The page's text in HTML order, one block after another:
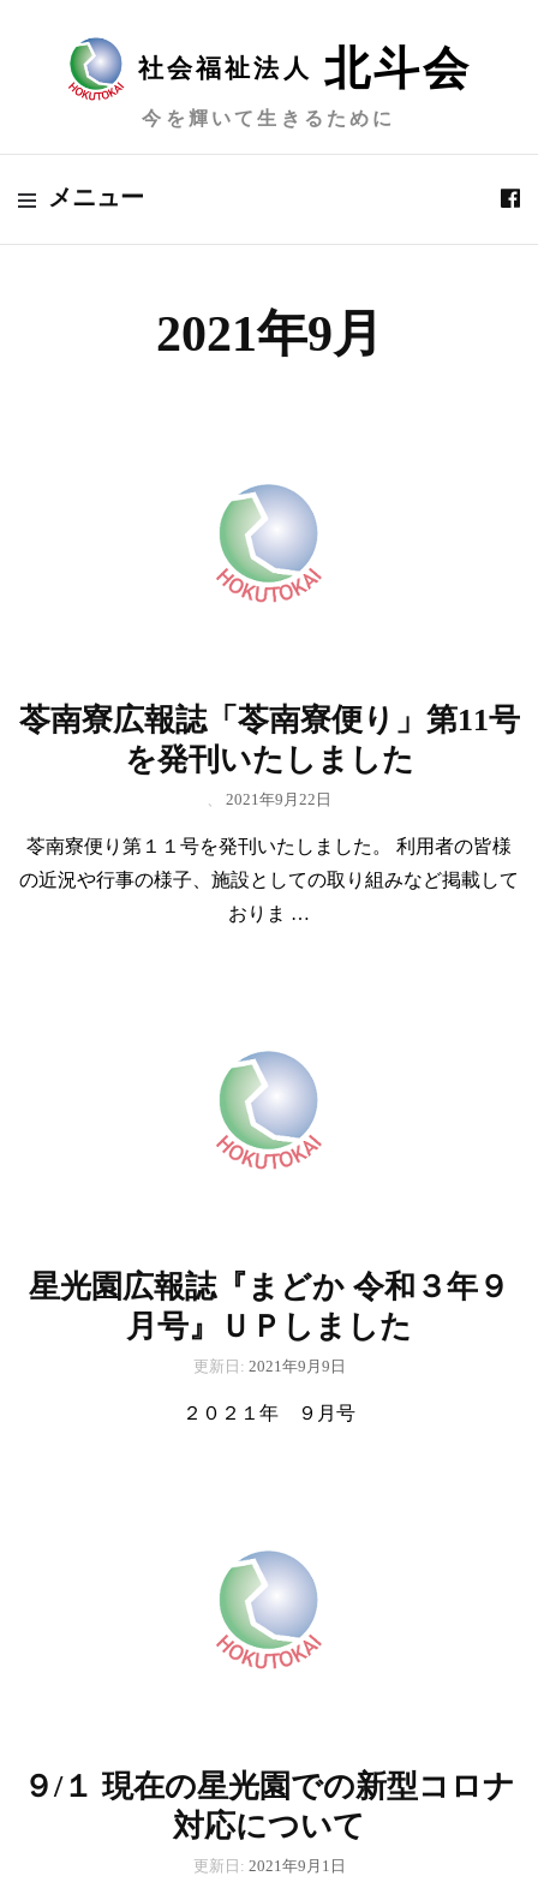
社会福祉法人 北斗会
今を輝いて生きるために
メニュー
2021年9月
苓南寮広報誌「苓南寮便り」第11号
を発刊いたしました
2021年9月22日
苓南寮便り第１１号を発刊いたしました。 利用者の皆様
の近況や行事の様子、施設としての取り組みなど掲載して
おりま …
星光園広報誌『まどか 令和３年９
月号』ＵＰしました
更新日: 2021年9月9日
２０２１年 ９月号
９/１ 現在の星光園での新型コロナ
対応について
更新日: 2021年9月1日